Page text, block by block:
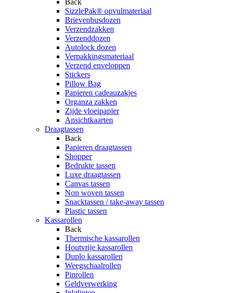
Back
SizzlePak® opvulmateriaal
Brievenbusdozen
Verzendzakken
Verzenddozen
Autolock dozen
Verpakkingsmateriaal
Verzend enveloppen
Stickers
Pillow Bag
Papieren cadeauzakjes
Organza zakken
Zijde vloeipapier
Ansichtkaarten
Draagtassen
Back
Papieren draagtassen
Shopper
Bedrukte tassen
Luxe draagtassen
Canvas tassen
Non woven tassen
Snacktassen / take-away tassen
Plastic tassen
Kassarollen
Back
Thermische kassarollen
Houtvrije kassarollen
Duplo kassarollen
Weegschaalrollen
Pinrollen
Geldverwerking